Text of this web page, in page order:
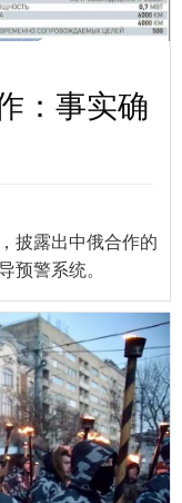
：事实确
披露出中俄合作的
预警系统。